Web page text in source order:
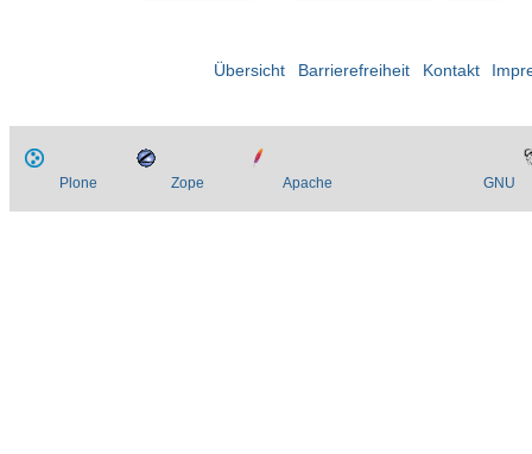
Übersicht Barrierefreiheit Kontakt
Plone Zope Apache GNU